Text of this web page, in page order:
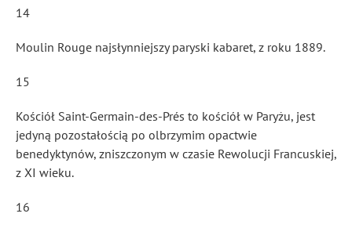
14
Moulin Rouge najsłynniejszy paryski kabaret, z roku 1889.
15
Kościół Saint-Germain-des-Prés to kościół w Paryżu, jest
jedyną pozostałością po olbrzymim opactwie
benedyktynów, zniszczonym w czasie Rewolucji Francuskiej,
z XI wieku.
16